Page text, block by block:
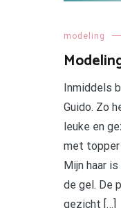
modeling
Inmiddels
Guido. Zo
leuke en
met topper
Mijn haar
de gel. De
gezicht […]